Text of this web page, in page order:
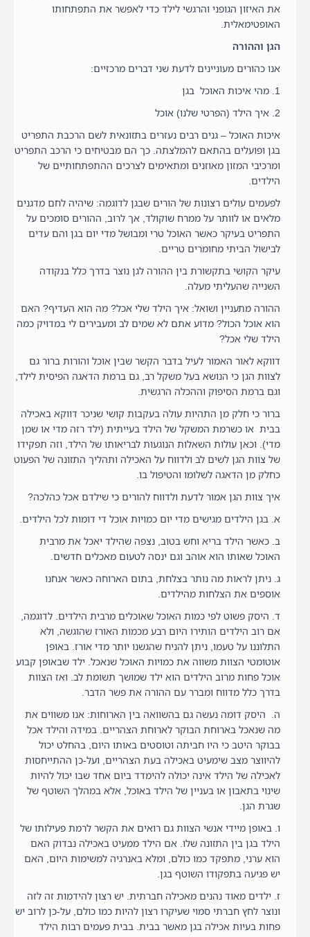
את האיזון הגופני והרגשי לילד כדי לאפשר את התפתחותו
האופטימאלית.
הגן וההורה
אנו כהורים מעוניינים לדעת שני דברים מרכזיים:
1. מהי איכות האוכל בגן
2. איך הילד (הפרטי שלנו) אוכל
איכות האוכל – גנים רבים נעזרים בתזונאית לשם הרכבת התפריט
בגן ופועלים בהתאם להמלצתה. כך הם מבטיחים כי הרכב התפריט
ומרכיבי המזון מאוזנים ומתאימים לצרכים ההתפתחותיים של
הילדים.
לפעמים עולים רצונות של הורים שבגן לדוגמה: שיהיה לחם מדגנים
מלאים או לוותר על ממרח שוקולד, אך לרוב, ההורים סומכים על
התפריט בעיקר כאשר האוכל טרי ומבושל מדי יום בגן והם עדים
לבישול הביתי מחומרים טריים.
עיקר הקושי בתקשורת בין ההורה לגן נוצר בדרך כלל בנקודה
השנייה שהעליתי מעלה.
ההורה מתעניין ושואל: איך הילד שלי אכל? מה הוא העדיף? האם
הוא אוכל הכול? מדוע אתם לא שמים לב ומעבירים לי במדויק כמה
הילד שלי אכל?
דווקא לאור האמור לעיל בדבר הקשר שבין אוכל והורות ברור גם
לצוות הגן כי הנושא בעל משקל רב, גם ברמת הדאגה הפיסית לילד,
וגם ברמת הסיפוק וההכלה הרגשית.
ברור כי חלק מן התהיות עולה בעקבות קושי שניכר דווקא באכילה
בבית או כשרמת המשקל של הילד בעייתית (ילד רזה מדי או שמן
מדי). וכאן עולות השאלות הנוגעות לבריאותו של הילד, וזה תפקידו
של צוות הגן לשים לב ולדווח על האכילה ותהליך התזונה של הפעוט
כחלק מן הדאגה לשלומו והטיפול בו.
איך צוות הגן אמור לדעת ולדווח להורים כי שילדם אכל כהלכה?
א. בגן הילדים מגישים מדי יום כמויות אוכל די דומות לכל הילדים.
ב. כאשר הילד בריא וחש בטוב, נצפה שהילד יאכל את מרבית
האוכל שאותו הוא אוהב וגם ינסה לטעום מאכלים חדשים.
ג. ניתן לראות מה נותר בצלחת, בתום הארוחה כאשר אנחנו
אוספים את הצלחות מהילדים.
ד. היסק פשוט לפי כמות האוכל שאוכלים מרבית הילדים. לדוגמה,
אם רוב הילדים הותירו היום רבע מכמות האורז שהוגשה, ולא
התלוננו על טעמו, ניתן להניח שהגשנו יותר מדי אורז. באופן
אוטומטי הצוות משווה את כמויות האוכל שנאכל. ילד שבאופן קבוע
אוכל פחות מרוב הילדים הוא ילד שמושך תשומת לב. ואז הצוות
בדרך כלל מדווח ומברר עם ההורה את פשר הדבר.
ה. היסק דומה נעשה גם בהשוואה בין הארוחות: אנו משווים את
מה שנאכל בארוחת הבוקר לארוחת הצהריים. במידה והילד אכל
בבוקר היטב כי היו חביתה וטוסטים באותו היום, בהחלט יכול
להיווצר מצב שימעיט באכילה בעת הצהריים, ועל-כן ההתייחסות
לאכילה של הילד אינה יכולה להימדד ביום אחד שבו יכול להיות
שינוי בתאבון או בעניין של הילד באוכל, אלא במהלך השוטף של
שגרת הגן.
ו. באופן מיידי אנשי הצוות גם רואים את הקשר לרמת פעילותו של
הילד בגן בין התזונה שלו. אם הילד ממעיט באכילה נבדוק האם
הוא ערני, מתפקד כמו כולם, ומלא באנרגיה למשימות היום, האם
יש פגיעה בתפקודו השוטף בגן.
ז. ילדים מאוד נהנים מאכילה חברתית. יש רצון להידמות זה לזה
ונוצר לחץ חברתי סמוי שעיקרו רצון להיות כמו כולם, על-כן לרוב יש
פחות בעיות אכילה בגן מאשר בבית. בבית פעמים רבות הילד